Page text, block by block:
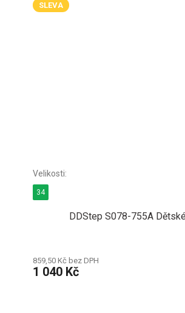
SLEVA
DDStep S078-755A
859,50 Kč bez DPH
1 040 Kč
34